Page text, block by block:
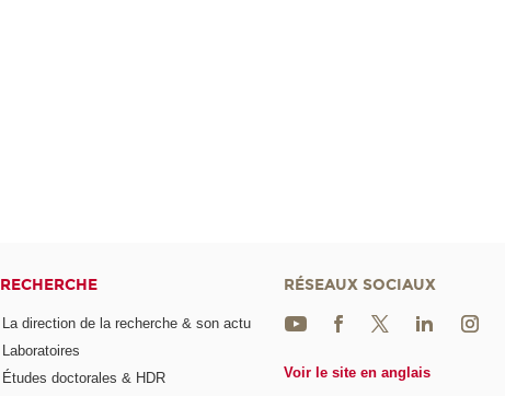
RECHERCHE
La direction de la recherche & son actu
Laboratoires
Études doctorales & HDR
RÉSEAUX SOCIAUX
Voir le site en anglais